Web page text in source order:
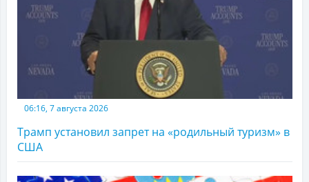
06:16, 7 августа 2026
Трамп установил запрет на «родильный туризм» в
США